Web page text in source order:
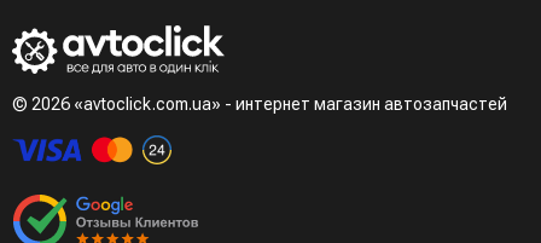
Третий вариант - сделать заказ по телефонном режиме
при разговоре с менеджером
Четвертый вариант - заказать через доступные
мессенджеры (viber, telegram)
- LiqPay при оформлении заказа через корзину
© 2026 «avtoclick.com.ua» - интернет магазин автозапчастей